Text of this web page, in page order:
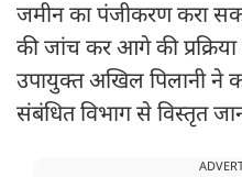
जमीन का पंजीकरण करा
की जांच कर आगे की
उपायुक्त अखिल पिलानी ने
संबंधित विभाग से विस्तृत